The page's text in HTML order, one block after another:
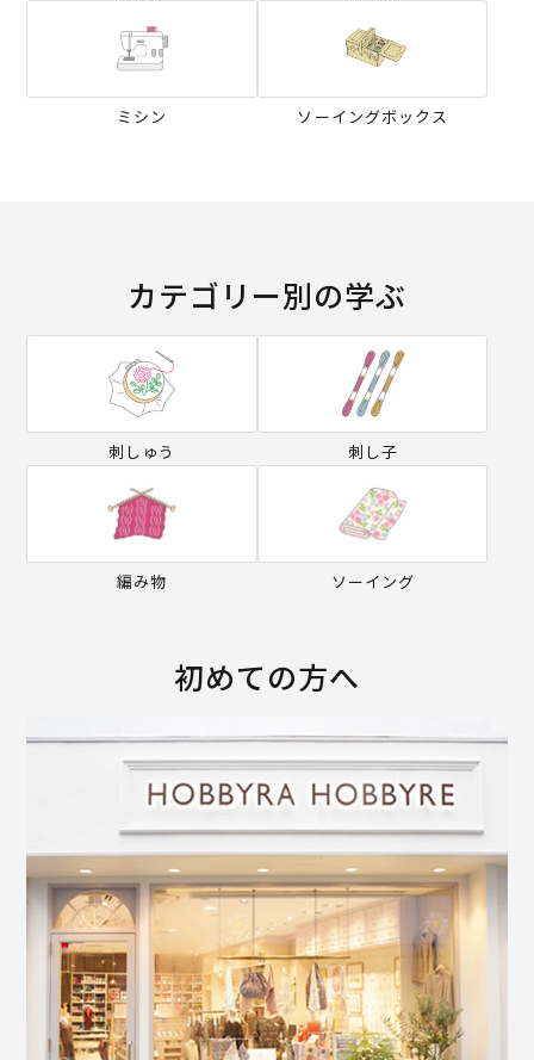
ミシン ソーイングボックス
カテゴリー別の学ぶ
刺しゅう 刺し子
編み物 ソーイング
初めての方へ